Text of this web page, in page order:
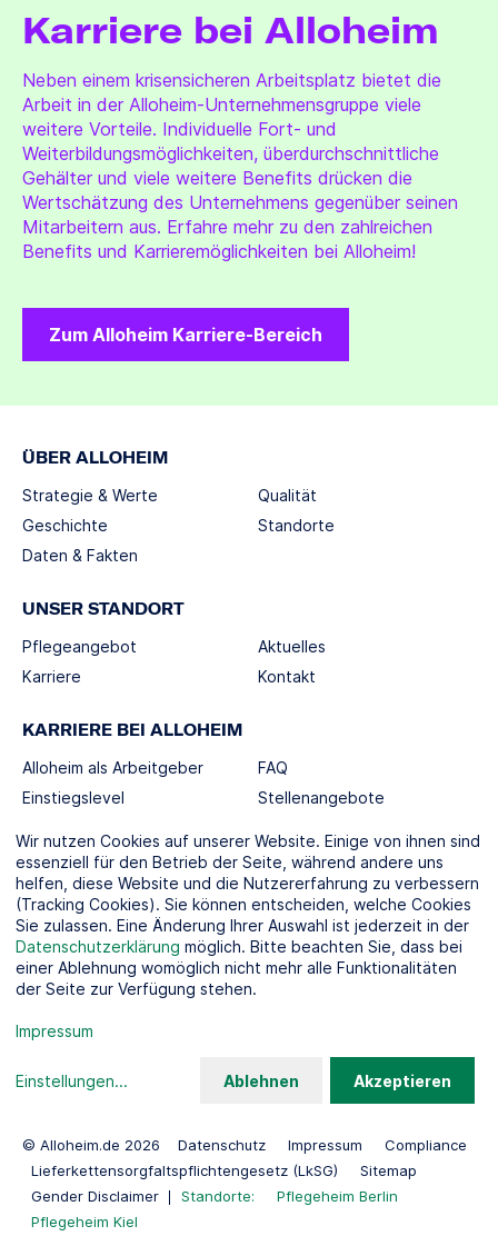
Karriere bei Alloheim
Neben einem krisensicheren Arbeitsplatz bietet die
Arbeit in der Alloheim-Unternehmensgruppe viele
weitere Vorteile. Individuelle Fort- und
Weiterbildungsmöglichkeiten, überdurchschnittliche
Gehälter und viele weitere Benefits drücken die
Wertschätzung des Unternehmens gegenüber seinen
Mitarbeitern aus. Erfahre mehr zu den zahlreichen
Benefits und Karrieremöglichkeiten bei Alloheim!
Zum Alloheim Karriere-Bereich
ÜBER ALLOHEIM
Strategie & Werte
Geschichte
Daten & Fakten
Qualität
Standorte
UNSER STANDORT
Pflegeangebot
Karriere
Aktuelles
Kontakt
KARRIERE BEI ALLOHEIM
Alloheim als Arbeitgeber
Einstiegslevel
FAQ
Stellenangebote
SOCIAL MEDIA
KOOPERATIONSPARTNER
© Alloheim.de 2026 Datenschutz Impressum
Compliance
Lieferkettensorgfaltspflichtengesetz (LkSG)
Sitemap
Gender Disclaimer
Standorte:
Pflegeheim Berlin
Pflegeheim Kiel
Wir nutzen Cookies auf unserer Website. Einige von ihnen sind
essenziell für den Betrieb der Seite, während andere uns
helfen, diese Website und die Nutzererfahrung zu verbessern
(Tracking Cookies). Sie können entscheiden, welche Cookies
Sie zulassen. Eine Änderung Ihrer Auswahl ist jederzeit in der
Datenschutzerklärung möglich. Bitte beachten Sie, dass bei
einer Ablehnung womöglich nicht mehr alle Funktionalitäten
der Seite zur Verfügung stehen.
Impressum
Einstellungen... Ablehnen Akzeptieren